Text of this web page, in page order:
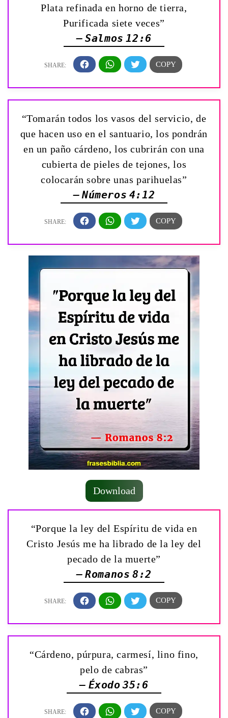
Plata refinada en horno de tierra,
Purificada siete veces”
— Salmos 12:6
“Tomarán todos los vasos del servicio, de
que hacen uso en el santuario, los pondrán
en un paño cárdeno, los cubrirán con una
cubierta de pieles de tejones, los
colocarán sobre unas parihuelas”
— Números 4:12
Download
“Porque la ley del Espíritu de vida en
Cristo Jesús me ha librado de la ley del
pecado de la muerte”
— Romanos 8:2
“Cárdeno, púrpura, carmesí, lino fino,
pelo de cabras”
— Éxodo 35:6